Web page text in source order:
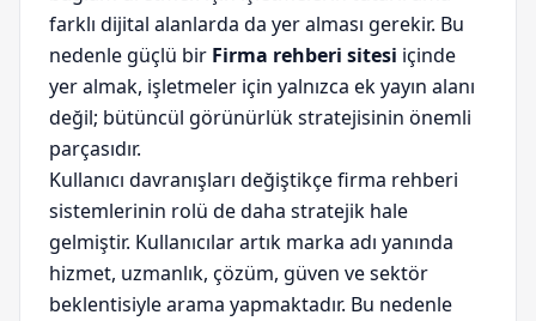
farklı dijital alanlarda da yer alması gerekir. Bu
nedenle güçlü bir Firma rehberi sitesi içinde
yer almak, işletmeler için yalnızca ek yayın alanı
değil; bütüncül görünürlük stratejisinin önemli
parçasıdır.
Kullanıcı davranışları değiştikçe firma rehberi
sistemlerinin rolü de daha stratejik hale
gelmiştir. Kullanıcılar artık marka adı yanında
hizmet, uzmanlık, çözüm, güven ve sektör
beklentisiyle arama yapmaktadır. Bu nedenle